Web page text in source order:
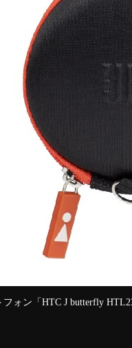
ォン「HTC J butterfly